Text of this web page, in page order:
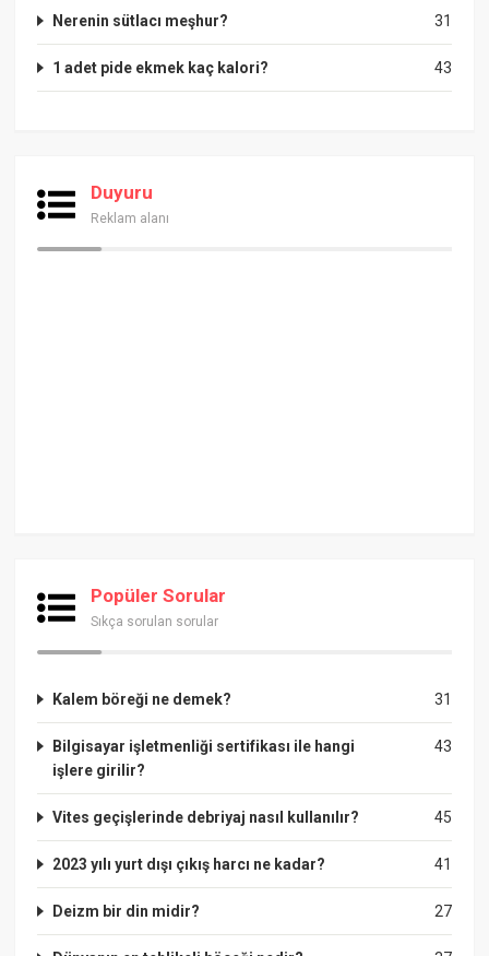
31
Nerenin sütlacı meşhur?
43
1 adet pide ekmek kaç kalori?
Duyuru
Reklam alanı
Popüler Sorular
Sıkça sorulan sorular
31
Kalem böreği ne demek?
43
Bilgisayar işletmenliği sertifikası ile hangi
işlere girilir?
45
Vites geçişlerinde debriyaj nasıl kullanılır?
41
2023 yılı yurt dışı çıkış harcı ne kadar?
27
Deizm bir din midir?